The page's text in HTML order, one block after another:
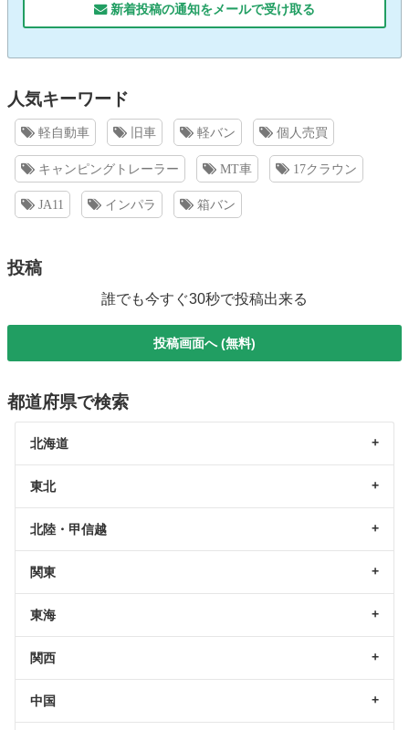
新着投稿の通知をメールで受け取る
人気キーワード
軽自動車 旧車 軽バン 個人売買
キャンピングトレーラー MT車 17クラウン
JA11 インパラ 箱バン
投稿
誰でも今すぐ30秒で投稿出来る
投稿画面へ (無料)
都道府県で検索
北海道
東北
北陸・甲信越
関東
東海
関西
中国